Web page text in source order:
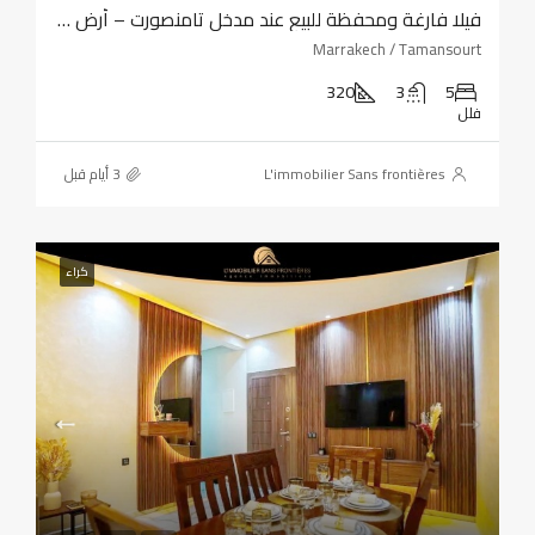
فيلا فارغة ومحفظة للبيع عند مدخل تامنصورت – أرض بمساحة 320 مترًا مربعًا – أربع واجهات
Marrakech / Tamansourt
5
3
320
فلل
L'immobilier Sans frontières
كراء